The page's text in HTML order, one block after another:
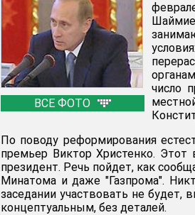
ВСЕ ФОТО
число
По поводу реформирования
премьер Виктор Христенко.
президент. Речь пойдет, как
Минатома и даже "Газпрома".
заседании участвовать не будет,
концептуальным, без деталей.